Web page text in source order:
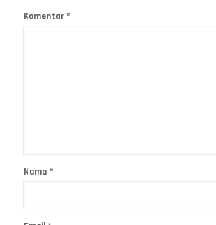
Komentar *
Nama *